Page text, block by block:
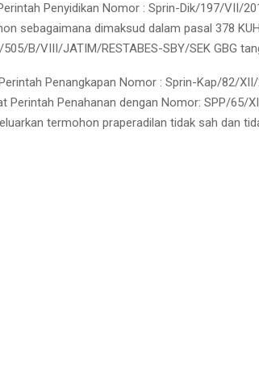
Penyidikan Nomor : Sprin-Dik/197/VII/
sebagaimana dimaksud dalam pasal 378
B/VIII/JATIM/RESTABES-SBY/SEK GBG
Penangkapan Nomor : Sprin-Kap/82/
Perintah Penahanan dengan Nomor: SPP/65/
termohon praperadilan tidak sah dan